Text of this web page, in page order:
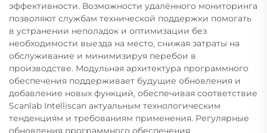
эффективности. Возможности удалённого мониторинга
позволяют службам технической поддержки помогать
в устранении неполадок и оптимизации без
необходимости выезда на место, снижая затраты на
обслуживание и минимизируя перебои в
производстве. Модульная архитектура программного
обеспечения поддерживает будущие обновления и
добавление новых функций, обеспечивая соответствие
Scanlab Intelliscan актуальным технологическим
тенденциям и требованиям применения. Регулярные
обновления программного обеспечения